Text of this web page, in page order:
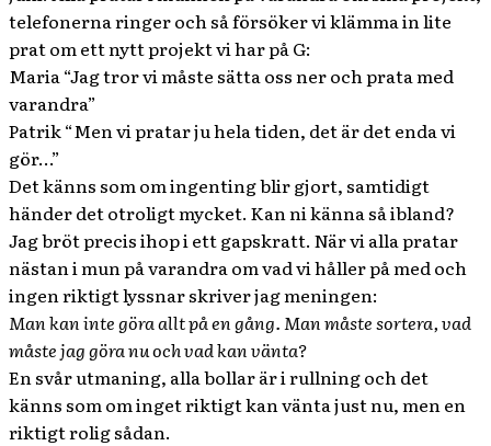
telefonerna ringer och så försöker vi klämma in lite
prat om ett nytt projekt vi har på G:
Maria “Jag tror vi måste sätta oss ner och prata med
varandra”
Patrik “Men vi pratar ju hela tiden, det är det enda vi
gör…”
Det känns som om ingenting blir gjort, samtidigt
händer det otroligt mycket. Kan ni känna så ibland?
Jag bröt precis ihop i ett gapskratt. När vi alla pratar
nästan i mun på varandra om vad vi håller på med och
ingen riktigt lyssnar skriver jag meningen:
Man kan inte göra allt på en gång. Man måste sortera, vad
måste jag göra nu och vad kan vänta?
En svår utmaning, alla bollar är i rullning och det
känns som om inget riktigt kan vänta just nu, men en
riktigt rolig sådan.